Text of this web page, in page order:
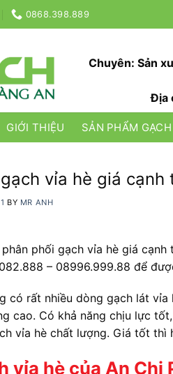
0868.398.889
Chuyên: Sản
Địa
GIỚI THIỆU SẢN PHẨM GẠCH
vỉa hè giá
BY MR ANH
phân phối gạch vỉa hè giá
– 08996.999.88 để
có rất nhiều dòng gạch lát
cao. Có khả năng chịu lực
vỉa hè chất lượng. Giá tốt
vỉa hè của An Chi